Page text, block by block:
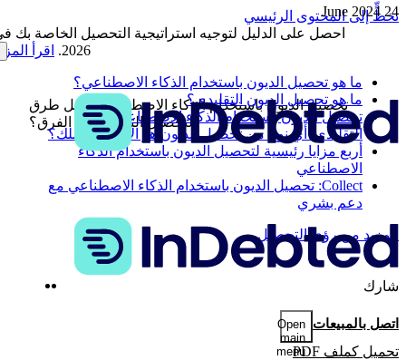
تخطٍّ إلى المحتوى الرئيسي
احصل على الدليل لتوجيه استراتيجية التحصيل الخاصة بك
2026.
اقرأ
اتصل بالمبيعات Open
main
menu
تحصيل الديون باستخدام الذكاء الاصطناعي مقابل طرق
التحصيل التقليدية: ما الفرق؟
تحميل كملف PDF
24 June 2024
ما هو تحصيل الديون باستخدام الذكاء الاصطناعي؟
ما هو تحصيل الديون التقليدي؟
تحصيل الديون باستخدام الذكاء الاصطناعي مقابل
التقليدي: أي نوع من تحصيل الديون هو الأنسب لعملك؟
أربع مزايا رئيسية لتحصيل الديون باستخدام الذكاء
الاصطناعي
Collect: تحصيل الديون باستخدام الذكاء الاصطناعي مع
دعم بشري
المزيد من رؤى التحصيل
شارك